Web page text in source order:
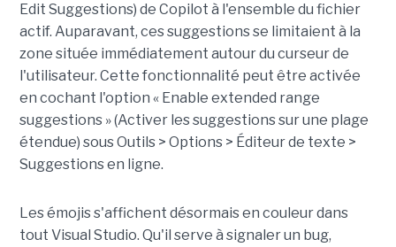
Edit Suggestions) de Copilot à l'ensemble du fichier
actif. Auparavant, ces suggestions se limitaient à la
zone située immédiatement autour du curseur de
l'utilisateur. Cette fonctionnalité peut être activée
en cochant l'option « Enable extended range
suggestions » (Activer les suggestions sur une plage
étendue) sous Outils > Options > Éditeur de texte >
Suggestions en ligne.
Les émojis s'affichent désormais en couleur dans
tout Visual Studio. Qu'il serve à signaler un bug,